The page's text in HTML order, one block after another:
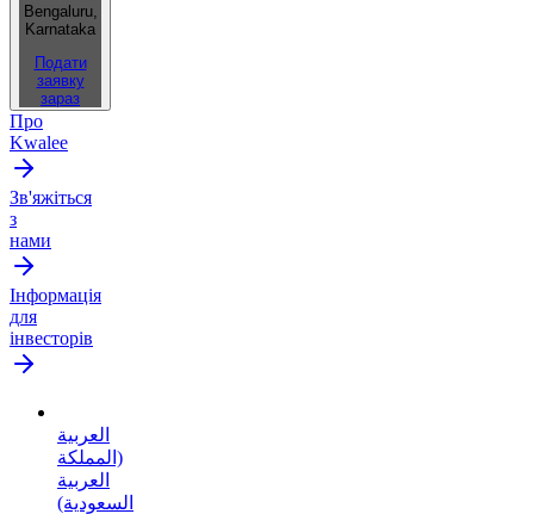
Bengaluru,
Karnataka
Подати
заявку
зараз
Про
Kwalee
Зв'яжіться
з
нами
Інформація
для
інвесторів
العربية
(المملكة
العربية
السعودية)